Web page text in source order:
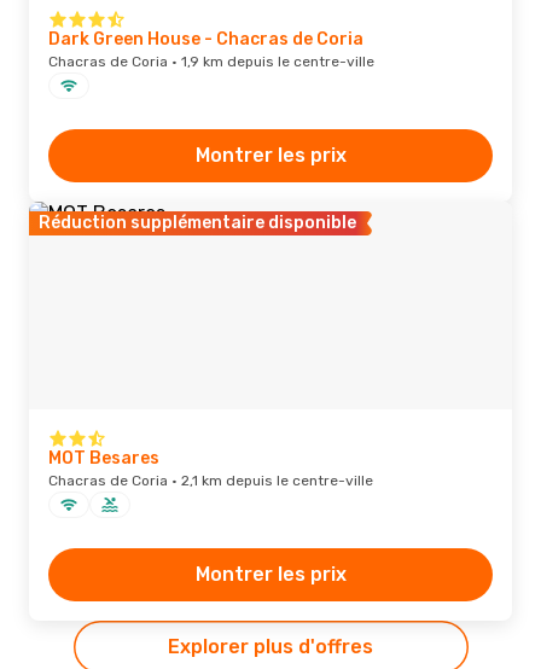
Dark Green House - Chacras de Coria
Chacras de Coria · 1,9 km depuis le centre-ville
Montrer les prix
Réduction supplémentaire disponible
MOT Besares
Chacras de Coria · 2,1 km depuis le centre-ville
Montrer les prix
Explorer plus d'offres